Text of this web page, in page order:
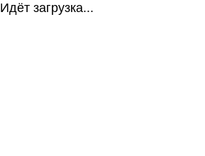
Идёт загрузка...